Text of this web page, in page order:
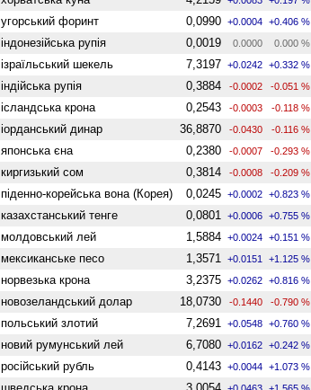
угорський форинт 0,0990 +0.0004 +0.406 %
індонезійська рупія 0,0019 0.0000 0.000 %
ізраїльський шекель 7,3197 +0.0242 +0.332 %
індійська рупія 0,3884 -0.0002 -0.051 %
ісландська крона 0,2543 -0.0003 -0.118 %
іорданський динар 36,8870 -0.0430 -0.116 %
японська єна 0,2380 -0.0007 -0.293 %
киргизький сом 0,3814 -0.0008 -0.209 %
піденно-корейська вона (Корея) 0,0245 +0.0002 +0.823 %
казахстанський тенге 0,0801 +0.0006 +0.755 %
молдовський лей 1,5884 +0.0024 +0.151 %
мексиканське песо 1,3571 +0.0151 +1.125 %
норвезька крона 3,2375 +0.0262 +0.816 %
ново­зеландський долар 18,0730 -0.1440 -0.790 %
польський злотий 7,2691 +0.0548 +0.760 %
новий румунський лей 6,7080 +0.0162 +0.242 %
російський рубль 0,4143 +0.0044 +1.073 %